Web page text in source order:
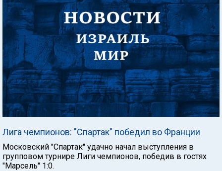
Лига чемпионов: "Спартак" победил во Франции
Московский "Спартак" удачно начал выступления в
групповом турнире Лиги чемпионов, победив в гостях
"Марсель" 1:0.